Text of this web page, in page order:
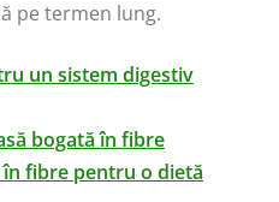
pe termen lung.
un sistem digestiv
bogată în fibre
fibre pentru o dietă